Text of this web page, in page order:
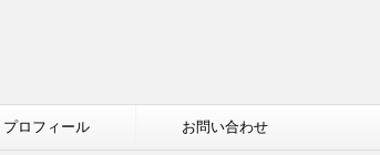
プロフィール お問い合わせ